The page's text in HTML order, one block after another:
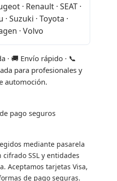
· Renault · SEAT ·
Suzuki · Toyota ·
· Volvo
· 🚚 Envío rápido · 📞
para profesionales y
automoción.
mediante pasarela
cifrado SSL y entidades
Aceptamos tarjetas Visa,
de pago seguras.